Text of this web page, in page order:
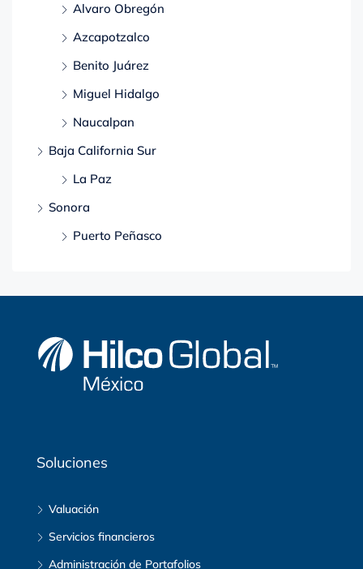
Alvaro Obregón
Azcapotzalco
Benito Juárez
Miguel Hidalgo
Naucalpan
Baja California Sur
La Paz
Sonora
Puerto Peñasco
Soluciones
Valuación
Servicios financieros
Administración de Portafolios